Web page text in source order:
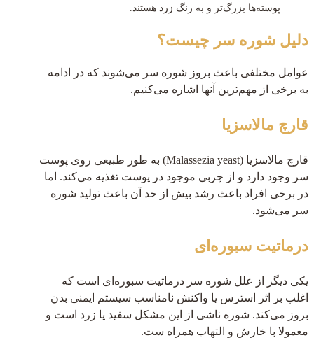
پوسته‌ها بزرگ‌تر و به رنگ زرد هستند.
دلیل شوره سر چیست؟
عوامل مختلفی باعث بروز شوره سر می‌شوند که در ادامه
به برخی از مهم‌ترین آنها اشاره می‌کنیم.
قارچ مالاسزیا
قارچ مالاسزیا (Malassezia yeast) به طور طبیعی روی پوست
سر وجود دارد و از چربی موجود در پوست تغذیه می‌کند. اما
در برخی افراد باعث رشد بیش از حد آن باعث تولید شوره
سر می‌شود.
درماتیت سبوره‌ای
یکی دیگر از علل شوره سر درماتیت سبوره‌ای است که
اغلب بر اثر استرس یا واکنش نامناسب سیستم ایمنی بدن
بروز می‌کند. شوره ناشی از این مشکل سفید یا زرد است و
معمولا با خارش و التهاب همراه ست.